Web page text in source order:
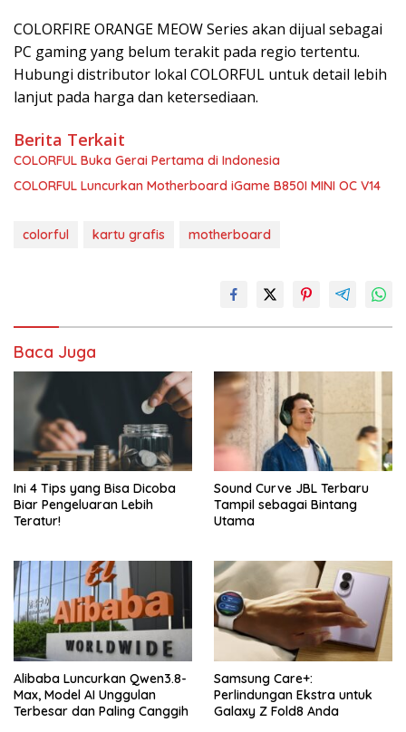
COLORFIRE ORANGE MEOW Series akan dijual sebagai
PC gaming yang belum terakit pada regio tertentu.
Hubungi distributor lokal COLORFUL untuk detail lebih
lanjut pada harga dan ketersediaan.
Berita Terkait
COLORFUL Buka Gerai Pertama di Indonesia
COLORFUL Luncurkan Motherboard iGame B850I MINI OC V14
colorful kartu grafis motherboard
Baca Juga
Ini 4 Tips yang Bisa Dicoba
Biar Pengeluaran Lebih
Teratur!
Sound Curve JBL Terbaru
Tampil sebagai Bintang
Utama
Alibaba Luncurkan Qwen3.8-
Max, Model AI Unggulan
Terbesar dan Paling Canggih
Samsung Care+:
Perlindungan Ekstra untuk
Galaxy Z Fold8 Anda